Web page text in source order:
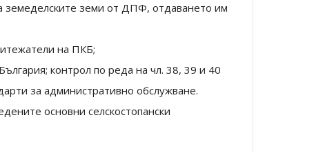
земеделските земи от ДПФ, отдаването им
на ПКБ;
контрол по реда на чл. 38, 39 и 40
за административно обслужване.
основни селскостопански